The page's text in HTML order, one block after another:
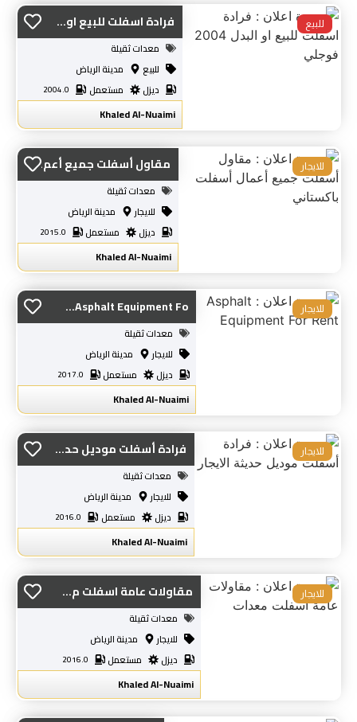
فرادة اسفلت للبيع او...
معدات ثقيلة
للبيع
مدينة الرياض
ديزل
مستعمل 2004.0
Khaled Al-Nuaimi
للبيع
مقاول أسفلت جميع أعم...
معدات ثقيلة
للايجار
مدينة الرياض
ديزل
مستعمل 2015.0
Khaled Al-Nuaimi
للايجار
Asphalt Equipment Fo...
معدات ثقيلة
للايجار
مدينة الرياض
ديزل
مستعمل 2017.0
Khaled Al-Nuaimi
للايجار
فرادة أسفلت موديل حد...
معدات ثقيلة
للايجار
مدينة الرياض
ديزل
مستعمل 2016.0
Khaled Al-Nuaimi
للايجار
مقاولات عامة اسفلت م...
معدات ثقيلة
للايجار
مدينة الرياض
ديزل
مستعمل 2016.0
Khaled Al-Nuaimi
للايجار